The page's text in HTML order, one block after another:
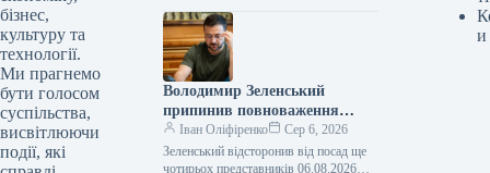
бізнес,
культуру та
технології.
Ми прагнемо
бути голосом
суспільства,
висвітлюючи
події, які
ВР 06.08.2026 17:02 Укрінформ Члени
комітету Верховної…
Володимир Зеленський
припинив повноваження
чотирьох послів.
Іван Оліфіренко
Сер 6, 2026
Зеленський відсторонив від посад ще
чотирьох представників 06.08.2026
и